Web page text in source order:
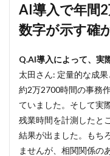
AI導入で年間2
数字が示す確
Q.AI導入によって、実
太田さん: 定量的な成
約2万2700時間の事務
ていました。そして実
残業時間を計測したと
結果が出ました。もち
ませんが、相関関係の